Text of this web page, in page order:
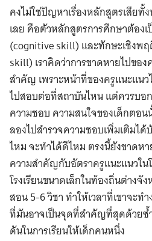
คงไม่ใช่ปัญหาเรื่องหลักสูตรเสียทั้
เลย คือตัวหลักสูตรการศึกษาต้อง
(cognitive skill) และทักษะเชิงพ
skill) เราคิดว่าการขาดหายไปขอ
สำคัญ เพราะหน้าที่ของครูแนะแน
ไปสอบต่อที่สถาบันไหน แต่ควรบอ
ความชอบ ความสนใจของเด็กตอ
ลองไปสำรวจความชอบเพิ่มเติมไ
ไหม จะทำได้ดีไหม ตรงนี้ยังขาดห
ความสําคัญกับอัตราครูแนะแนวใน
โรงเรียนขนาดเล็กในท้องถิ่นต่าง
สอน 5-6 วิชา ทำให้เวลาที่เขาจะ
ที่มันอาจเป็นจุดที่สําคัญที่สุดด้วยซ้
ดันในการเรียนให้เด็กคนหนึ่ง